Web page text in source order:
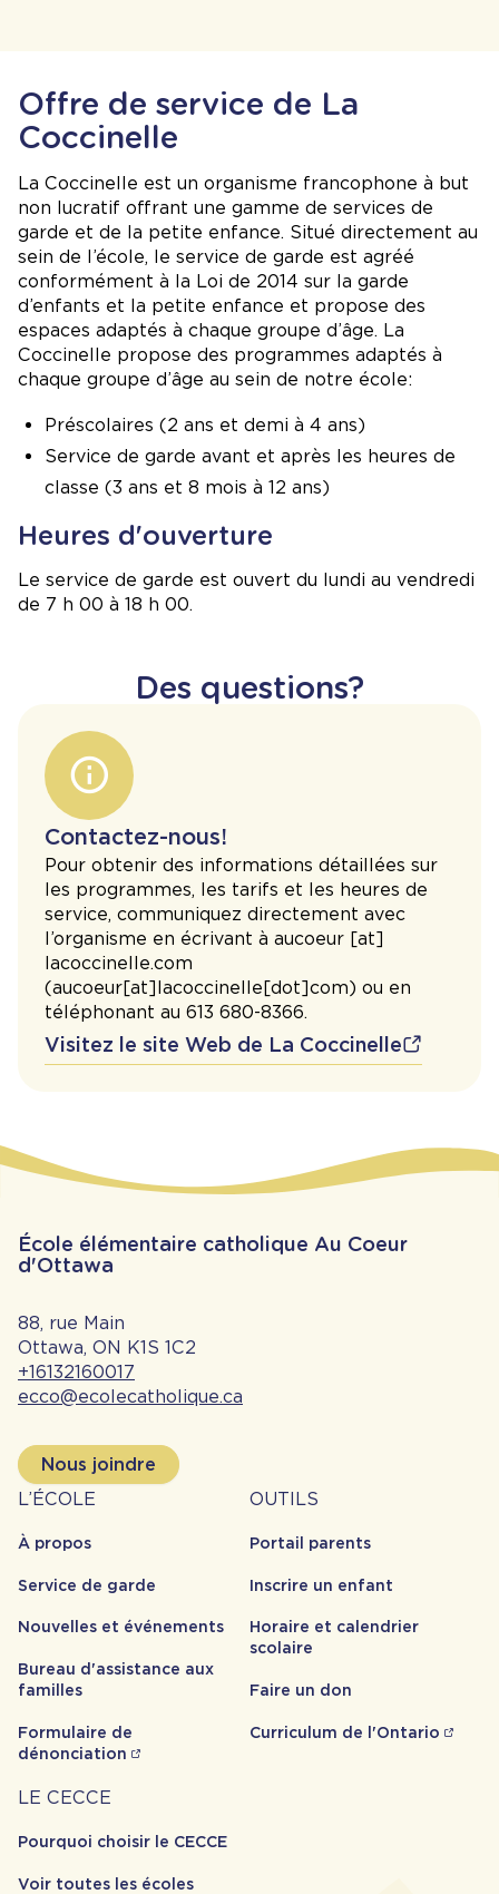
Offre de service de La
Coccinelle
La Coccinelle est un organisme francophone à but
non lucratif offrant une gamme de services de
garde et de la petite enfance. Situé directement au
sein de l’école, le service de garde est agréé
conformément à la Loi de 2014 sur la garde
d’enfants et la petite enfance et propose des
espaces adaptés à chaque groupe d’âge. La
Coccinelle propose des programmes adaptés à
chaque groupe d’âge au sein de notre école:
Préscolaires (2 ans et demi à 4 ans)
Service de garde avant et après les heures de
classe (3 ans et 8 mois à 12 ans)
Heures d'ouverture
Le service de garde est ouvert du lundi au vendredi
de 7 h 00 à 18 h 00.
Des questions?
Contactez-nous!
Pour obtenir des informations détaillées sur
les programmes, les tarifs et les heures de
service, communiquez directement avec
l’organisme en écrivant à aucoeur [at]
lacoccinelle.com
(aucoeur[at]lacoccinelle[dot]com) ou en
téléphonant au 613 680-8366.
Visitez le site Web de La Coccinelle
École élémentaire catholique Au Coeur
d'Ottawa
88, rue Main
Ottawa, ON K1S 1C2
+16132160017
ecco@ecolecatholique.ca
Nous joindre
À
propos
L’ÉCOLE
À propos
Service de garde
Nouvelles et événements
Bureau d'assistance aux
familles
Formulaire de
dénonciation
Outils
OUTILS
Portail parents
Inscrire un enfant
Horaire et calendrier
scolaire
Faire un don
Curriculum de l'Ontario
Carrière
LE CECCE
Pourquoi choisir le CECCE
Voir toutes les écoles